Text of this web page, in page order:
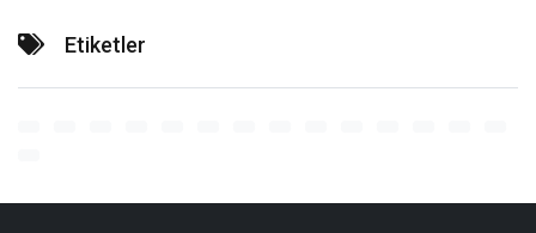
Etiketler